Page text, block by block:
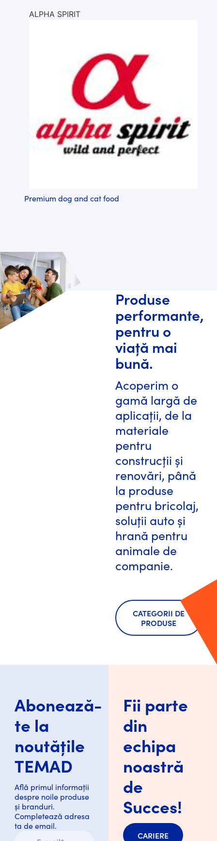
ALPHA SPIRIT
Premium dog and cat food
Produse
performante,
pentru o
viață mai
bună.
Acoperim o
gamă largă de
aplicații, de la
materiale
pentru
construcții și
renovări, până
la produse
pentru bricolaj,
soluții auto și
hrană pentru
animale de
companie.
CATEGORII DE
PRODUSE
Abonează-
te la
noutățile
TEMAD
Află primul informații
despre noile produse
și branduri.
Completează adresa
ta de email.
Fii parte
din
echipa
noastră
de
Succes!
CARIERE